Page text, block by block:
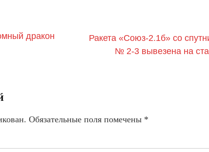
дракон
Ракета «Союз-2.1б» со
№ 2-3 вывезена на
Обязательные поля помечены *